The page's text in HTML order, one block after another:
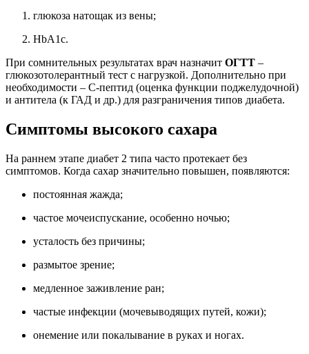
глюкоза натощак из вены;
HbA1c.
При сомнительных результатах врач назначит ОГТТ –
глюкозотолерантный тест с нагрузкой. Дополнительно при
необходимости – С-пептид (оценка функции поджелудочной)
и антитела (к ГАД и др.) для разграничения типов диабета.
Симптомы высокого сахара
На раннем этапе диабет 2 типа часто протекает без
симптомов. Когда сахар значительно повышен, появляются:
постоянная жажда;
частое мочеиспускание, особенно ночью;
усталость без причины;
размытое зрение;
медленное заживление ран;
частые инфекции (мочевыводящих путей, кожи);
онемение или покалывание в руках и ногах.